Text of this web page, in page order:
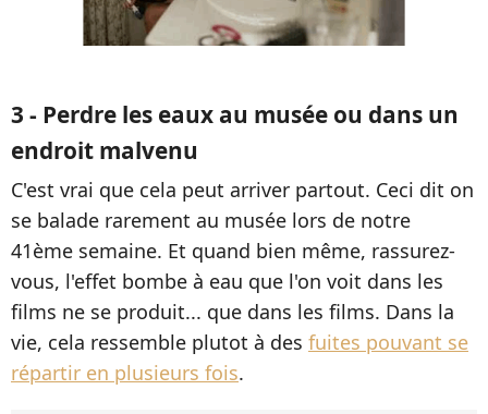
3 - Perdre les eaux au musée ou dans un
endroit malvenu
C'est vrai que cela peut arriver partout. Ceci dit on
se balade rarement au musée lors de notre
41ème semaine. Et quand bien même, rassurez-
vous, l'effet bombe à eau que l'on voit dans les
films ne se produit... que dans les films. Dans la
vie, cela ressemble plutot à des fuites pouvant se
répartir en plusieurs fois.